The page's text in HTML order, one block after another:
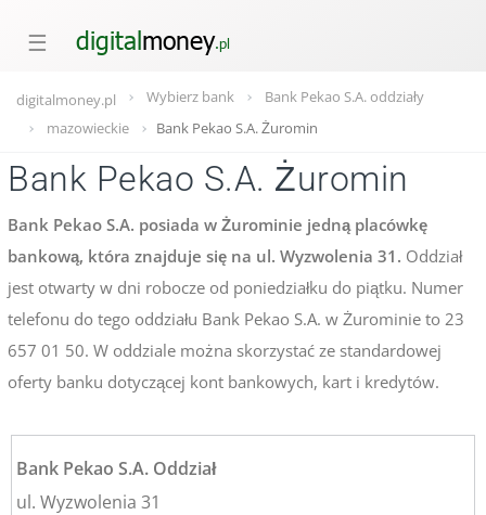
☰
digitalmoney.pl Wybierz bank
Bank Pekao S.A. oddziały
mazowieckie
Bank Pekao S.A. Żuromin
Bank Pekao S.A. Żuromin
Bank Pekao S.A. posiada w Żurominie jedną placówkę
bankową, która znajduje się na ul. Wyzwolenia 31. Oddział
jest otwarty w dni robocze od poniedziałku do piątku. Numer
telefonu do tego oddziału Bank Pekao S.A. w Żurominie to 23
657 01 50. W oddziale można skorzystać ze standardowej
oferty banku dotyczącej kont bankowych, kart i kredytów.
Bank Pekao S.A. Oddział
ul. Wyzwolenia 31